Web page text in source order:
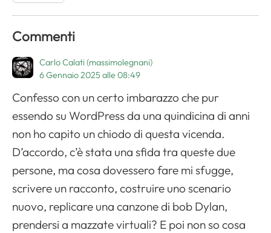
Commenti
Carlo Calati (massimolegnani)
6 Gennaio 2025 alle 08:49
Confesso con un certo imbarazzo che pur
essendo su WordPress da una quindicina di anni
non ho capito un chiodo di questa vicenda.
D’accordo, c’è stata una sfida tra queste due
persone, ma cosa dovessero fare mi sfugge,
scrivere un racconto, costruire uno scenario
nuovo, replicare una canzone di bob Dylan,
prendersi a mazzate virtuali? E poi non so cosa